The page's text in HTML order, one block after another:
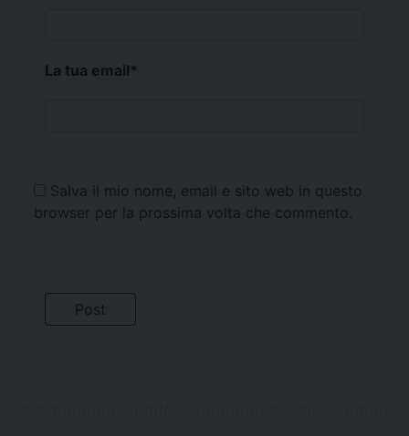
La tua email*
Salva il mio nome, email e sito web in questo
browser per la prossima volta che commento.